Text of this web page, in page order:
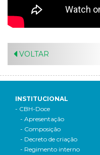
VOLTAR
INSTITUCIONAL
- CBH-Doce
- Apresentação
- Composição
- Decreto de criação
- Regimento interno